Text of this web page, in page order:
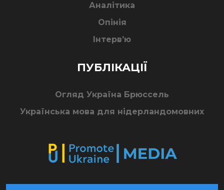
Аналітика
Опінія
Інтерв’ю
ПУБЛІКАЦІЇ
Огляд Україна Брюссель
Українська мова для нідерландомовних